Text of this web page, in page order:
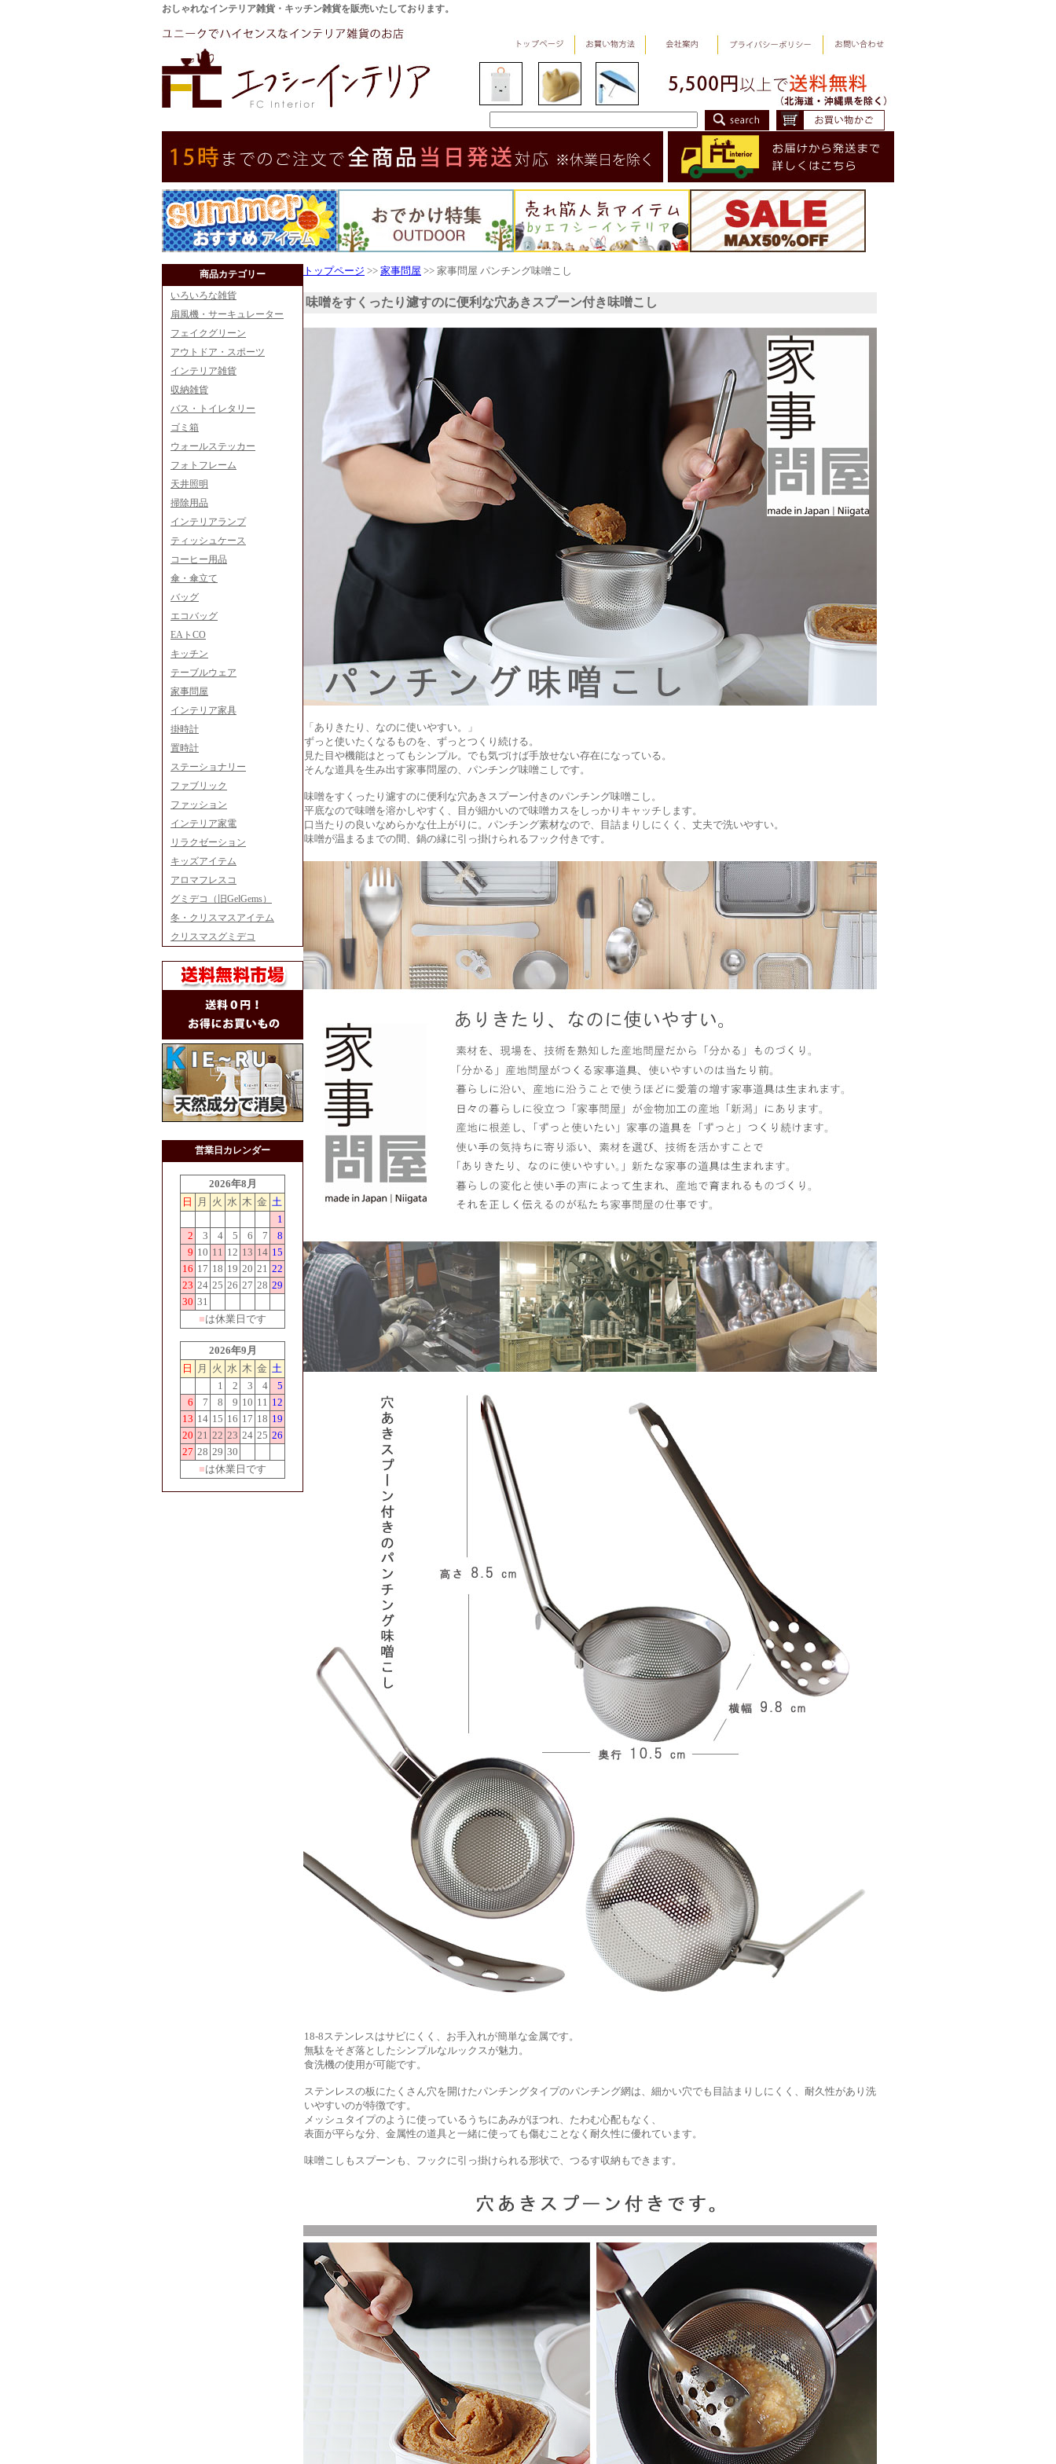
おしゃれなインテリア雑貨・キッチン雑貨を販売いたしております。
商品カテゴリー
いろいろな雑貨
扇風機・サーキュレーター
フェイクグリーン
アウトドア・スポーツ
インテリア雑貨
収納雑貨
バス・トイレタリー
ゴミ箱
ウォールステッカー
フォトフレーム
天井照明
掃除用品
インテリアランプ
ティッシュケース
コーヒー用品
傘・傘立て
バッグ
エコバッグ
EAトCO
キッチン
テーブルウェア
家事問屋
インテリア家具
掛時計
置時計
ステーショナリー
ファブリック
ファッション
インテリア家電
リラクゼーション
キッズアイテム
アロマフレスコ
グミデコ（旧GelGems）
冬・クリスマスアイテム
クリスマスグミデコ
営業日カレンダー
2026年8月
日
月 火 水 木 金 土
1
2
3 4 5 6 7
8
9 10 11 12 13 14 15
16 17 18 19 20 21 22
23 24 25 26 27 28 29
30 31
■は休業日です
2026年9月
日
月 火 水 木 金 土
1
2 3 4
5
6
7 8 9 10 11 12
13 14 15 16 17 18 19
20 21 22 23 24 25 26
27 28 29 30
■は休業日です
トップページ >> 家事問屋 >> 家事問屋 パンチング味噌こし
味噌をすくったり濾すのに便利な穴あきスプーン付き味噌こし
「ありきたり、なのに使いやすい。」
ずっと使いたくなるものを、ずっとつくり続ける。
見た目や機能はとってもシンプル。でも気づけば手放せない存在になっている。
そんな道具を生み出す家事問屋の、パンチング味噌こしです。
味噌をすくったり濾すのに便利な穴あきスプーン付きのパンチング味噌こし。
平底なので味噌を溶かしやすく、目が細かいので味噌カスをしっかりキャッチします。
口当たりの良いなめらかな仕上がりに。パンチング素材なので、目詰まりしにくく、丈夫で洗いやすい。
味噌が温まるまでの間、鍋の縁に引っ掛けられるフック付きです。
18‐8ステンレスはサビにくく、お手入れが簡単な金属です。
無駄をそぎ落としたシンプルなルックスが魅力。
食洗機の使用が可能です。
ステンレスの板にたくさん穴を開けたパンチングタイプのパンチング網は、細かい穴でも目詰まりしにくく、耐久性があり洗
いやすいのが特徴です。
メッシュタイプのように使っているうちにあみがほつれ、たわむ心配もなく、
表面が平らな分、金属性の道具と一緒に使っても傷むことなく耐久性に優れています。
味噌こしもスプーンも、フックに引っ掛けられる形状で、つるす収納もできます。